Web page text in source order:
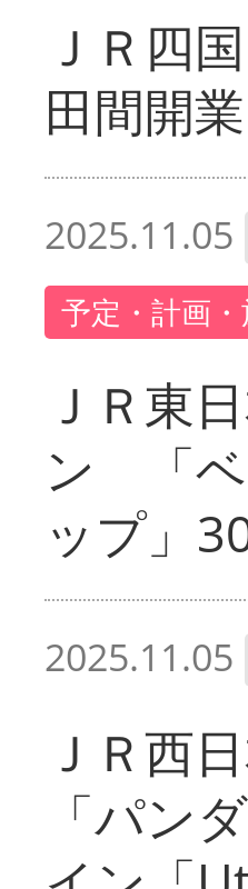
ＪＲ四
田間開
2025.11.05
予定・計画
ＪＲ東
ン 「ベ
ップ」
2025.11.05
ＪＲ西
「パン